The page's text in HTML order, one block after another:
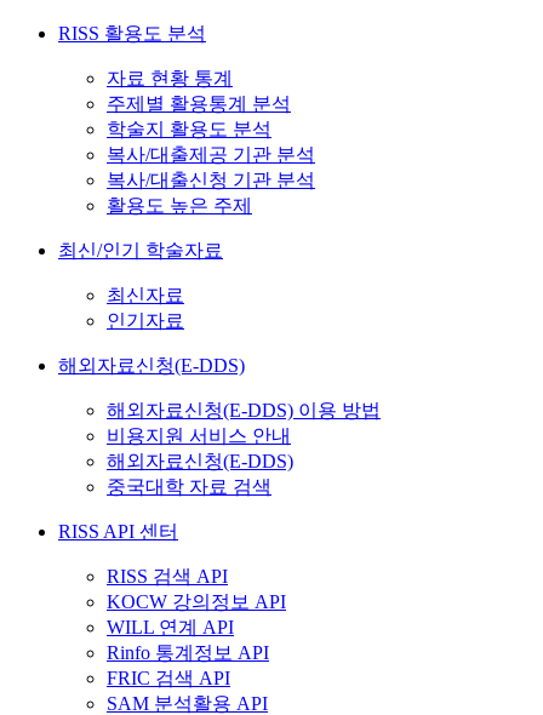
RISS 활용도 분석
자료 현황 통계
주제별 활용통계 분석
학술지 활용도 분석
복사/대출제공 기관 분석
복사/대출신청 기관 분석
활용도 높은 주제
최신/인기 학술자료
최신자료
인기자료
해외자료신청(E-DDS)
해외자료신청(E-DDS) 이용 방법
비용지원 서비스 안내
해외자료신청(E-DDS)
중국대학 자료 검색
RISS API 센터
RISS 검색 API
KOCW 강의정보 API
WILL 연계 API
Rinfo 통계정보 API
FRIC 검색 API
SAM 분석활용 API